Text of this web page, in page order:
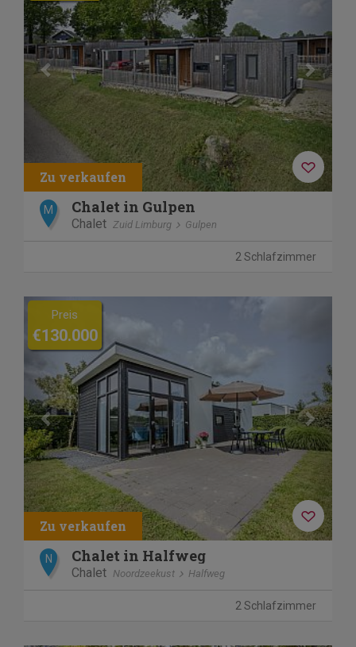
M Chalet in Gulpen
Chalet Zuid Limburg Gulpen
2 Schlafzimmer
Previous
Preis
€130.000
N Chalet in Halfweg
Chalet Noordzeekust Halfweg
2 Schlafzimmer